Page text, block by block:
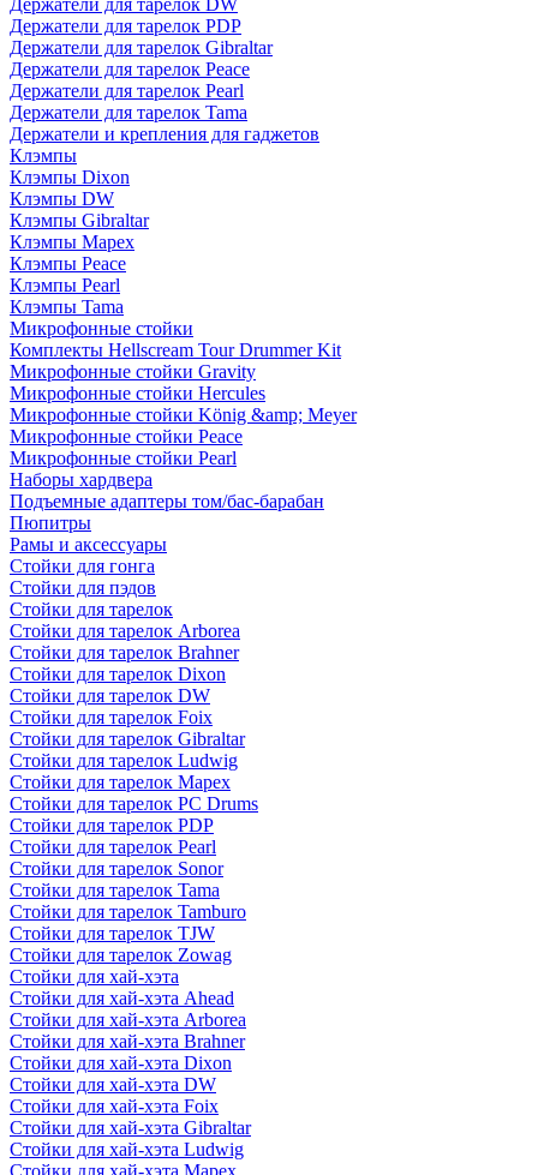
Держатели для тарелок DW
Держатели для тарелок PDP
Держатели для тарелок Gibraltar
Держатели для тарелок Peace
Держатели для тарелок Pearl
Держатели для тарелок Tama
Держатели и крепления для гаджетов
Клэмпы
Клэмпы Dixon
Клэмпы DW
Клэмпы Gibraltar
Клэмпы Mapex
Клэмпы Peace
Клэмпы Pearl
Клэмпы Tama
Микрофонные стойки
Комплекты Hellscream Tour Drummer Kit
Микрофонные стойки Gravity
Микрофонные стойки Hercules
Микрофонные стойки König &amp; Meyer
Микрофонные стойки Peace
Микрофонные стойки Pearl
Наборы хардвера
Подъемные адаптеры том/бас-барабан
Пюпитры
Рамы и аксессуары
Стойки для гонга
Стойки для пэдов
Стойки для тарелок
Стойки для тарелок Arborea
Стойки для тарелок Brahner
Стойки для тарелок Dixon
Стойки для тарелок DW
Стойки для тарелок Foix
Стойки для тарелок Gibraltar
Стойки для тарелок Ludwig
Стойки для тарелок Mapex
Стойки для тарелок PC Drums
Стойки для тарелок PDP
Стойки для тарелок Pearl
Стойки для тарелок Sonor
Стойки для тарелок Tama
Стойки для тарелок Tamburo
Стойки для тарелок TJW
Стойки для тарелок Zowag
Стойки для хай-хэта
Стойки для хай-хэта Ahead
Стойки для хай-хэта Arborea
Стойки для хай-хэта Brahner
Стойки для хай-хэта Dixon
Стойки для хай-хэта DW
Стойки для хай-хэта Foix
Стойки для хай-хэта Gibraltar
Стойки для хай-хэта Ludwig
Стойки для хай-хэта Mapex